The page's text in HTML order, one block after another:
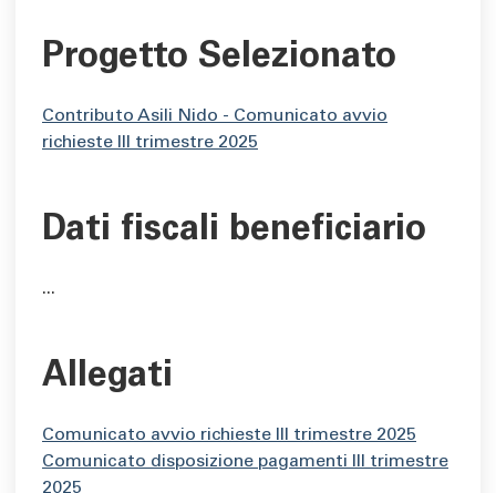
Progetto Selezionato
Contributo Asili Nido - Comunicato avvio
richieste III trimestre 2025
Dati fiscali beneficiario
...
Allegati
Comunicato avvio richieste III trimestre 2025
Comunicato disposizione pagamenti III trimestre
2025